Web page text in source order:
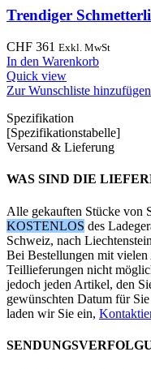
Trendiger
CHF 361 Exkl. MwSt
In den Warenkorb
Quick view
Zur Wunschliste hinzufügen
Spezifikation
[Spezifikationstabelle]
Versand & Lieferung
WAS SIND DIE
Alle gekauften Stücke von
KOSTENLOS des
Schweiz, nach
Bei Bestellungen mit
Teillieferungen nicht
jedoch jeden Artikel, den
gewünschten Datum für
laden wir Sie ein,